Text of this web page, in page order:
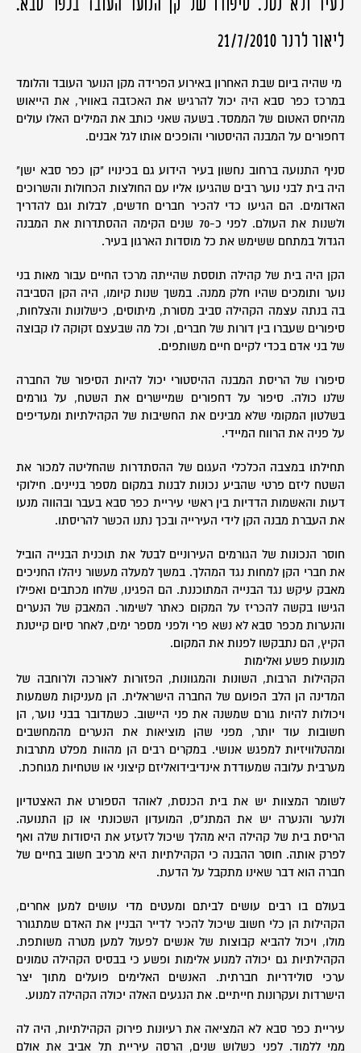
ליאור לרנר 21/7/2010
מי שהיה ביום שבת האחרון באירוע הפרידה מקן הנוער העובד והלומד
במרכז כפר סבא היה יכול להרגיש את האכזבה באוויר, את הייאוש
מהיחס האטום של הממסד. בשעה שאני כותב את המילים האלו עולים
דחפורים על המבנה ההיסטורי והופכים אותו לגל אבנים.
סניף התנועה ברחוב נחשון בעיר הידוע גם בכינויו "קן כפר סבא ישן"
היה בית לבני נוער רבים שהגיעו אליו עם החולצות הכחולות והשרוכים
האדומים. הם הגיעו כדי להכיר חברים חדשים, לבלות וגם להדריך
ולשנות את העולם. לפני כ-70 שנים הקימה ההסתדרות את המבנה
הגדול במתחם ששימש את כל מוסדות הארגון בעיר.
הקן היה בית של קהילה תוססת שהייתה מרכז החיים עבור מאות בני
נוער ותומכים שהיו חלק ממנה. במשך שנות קיומו, היה הקן הסביבה
בה בנתה עצמה הקהילה סביב מסורת, מיתוסים, כישלונות והצלחות,
סיפורים שעברו בין דורות של חברים, וכל מה שבעצם זקוקה לו קבוצה
של בני אדם בכדי לקיים חיים משותפים.
סיפורו של הריסת המבנה ההיסטורי יכול להיות הסיפור של החברה
שלנו כולה. סיפור על דחפורים שמיישרים את השטח, על גורמים
בשלטון המקומי שלא מבינים את החשיבות של הקהילתיות ומעדיפים
על פניה את הרווח המיידי.
תחילתו במצבה הכלכלי העגום של ההסתדרות שהחליטה למכור את
השטח ליזם פרטי שהביע נכונות לבנות במקום מספר בניינים. חילוקי
דעות והאשמות הדדיות בין ראשי עיריית כפר סבא בעבר ובהווה מנעו
את העברת מבנה הקן לידי העירייה ובכך נתנו הכשר להריסתו.
חוסר הנכונות של הגורמים העירוניים לבטל את תוכנית הבנייה הוביל
את חברי הקן למחות נגד המהלך. במשך למעלה מעשור ניהלו החניכים
מאבק עיקש נגד הבנייה המתוכננת. הם הפגינו, שלחו מכתבים ואפילו
הגישו בקשה להכריז על המקום כאתר לשימור. המאבק של הנערים
והנערות מכפר סבא לא נשא פרי ולפני מספר ימים, לאחר סיום קייטנת
הקיץ, הם נתבקשו לפנות את המקום.
מונעות פשע ואלימות
הקהילות הרבות, השונות והמגוונות, הפזורות לאורכה ולרוחבה של
המדינה הן הלב הפועם של החברה הישראלית. הן מעניקות משמעות
ויכולות להיות גורם שמשנה את פני היישוב. כשמדובר בבני נוער, הן
חשובות עוד יותר, מפני שהן מוציאות את הנערים מהמחשבים
ומהטלוויזיות למפגש אנושי. במקרים רבים הן מהוות מפלט מתרבות
מערבית עלובה שמעודדת אינדיבידואליזם קיצוני או שטחיות מגוחכת.
לשומר המצוות יש את בית הכנסת, לאוהד הספורט את האצטדיון
ולנער והנערה יש את המתנ"ס, המועדון השכונתי או קן התנועה.
הריסת בית של קהילה היא מהלך שיכול לזעזע את היסודות שלה ואף
לפרק אותה. חוסר ההבנה כי הקהילתיות היא מרכיב חשוב בחיים של
חברה הוא דבר שאינו מתקבל על הדעת.
בעולם בו רבים עושים לביתם ומעטים מדי עושים למען אחרים,
הקהילות הן כלי חשוב שיכול להכיר לדייר הבניין את האדם שמתגורר
מולו, ויכול להביא קבוצות של אנשים לפעול למען מטרה משותפת.
הקהילתיות גם יכולה למנוע אלימות ופשע כי בבסיס הקהילה טמונים
ערכי סולידריות חברתית. האנשים האלימים פועלים מתוך יצר
הישרדות ועקרונות חייתיים. את הנגעים האלה יכולה הקהילה למנוע.
עיריית כפר סבא לא המציאה את רעיונות פירוק הקהילתיות, היה לה
ממי ללמוד. לפני כשלוש שנים, הרסה עיריית תל אביב את אולם